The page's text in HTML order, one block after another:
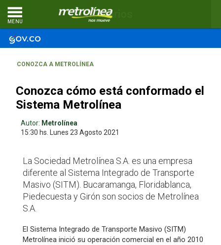
MENU
CONOZCA A METROLÍNEA
Conozca cómo está conformado el
Sistema Metrolínea
Autor: Metrolínea
15:30 hs.
Lunes 23 Agosto 2021
La Sociedad Metrolínea S.A. es una empresa
diferente al Sistema Integrado de Transporte
Masivo (SITM). Bucaramanga, Floridablanca,
Piedecuesta y Girón son socios de Metrolínea
S.A.
El Sistema Integrado de Transporte Masivo (SITM)
Metrolínea inició su operación comercial en el año 2010
Comentarios